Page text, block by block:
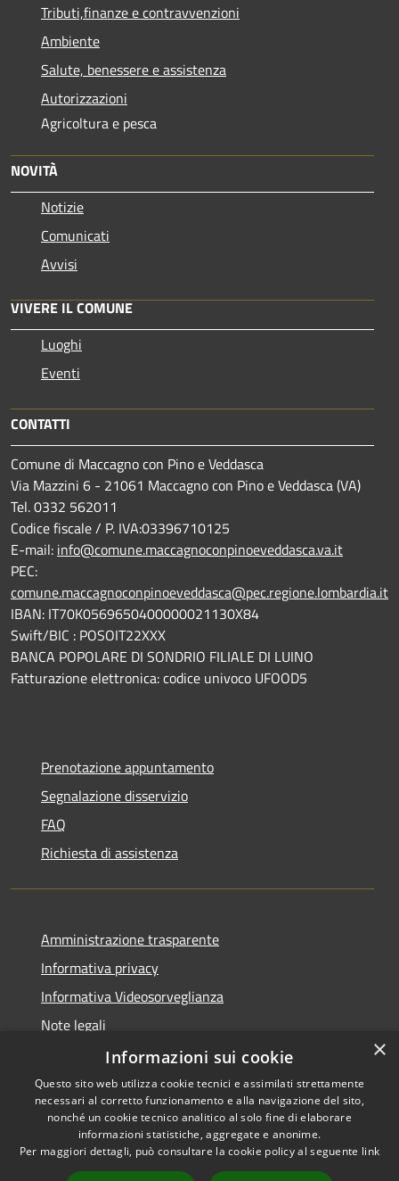
Tributi,finanze e contravvenzioni
Ambiente
Salute, benessere e assistenza
Autorizzazioni
Agricoltura e pesca
NOVITÀ
Notizie
Comunicati
Avvisi
VIVERE IL COMUNE
Luoghi
Eventi
CONTATTI
Comune di Maccagno con Pino e Veddasca
Via Mazzini 6 - 21061 Maccagno con Pino e Veddasca (VA)
Tel. 0332 562011
Codice fiscale / P. IVA:03396710125
E-mail: info@comune.maccagnoconpinoeveddasca.va.it
PEC:
comune.maccagnoconpinoeveddasca@pec.regione.lombardia.it
IBAN: IT70K0569650400000021130X84
Swift/BIC : POSOIT22XXX
BANCA POPOLARE DI SONDRIO FILIALE DI LUINO
Fatturazione elettronica: codice univoco UFOOD5
Prenotazione appuntamento
Segnalazione disservizio
FAQ
Richiesta di assistenza
Amministrazione trasparente
Informativa privacy
Informativa Videosorveglianza
Note legali
Dichiarazione di accessibilità
RSS
Accessibilità
Copyright © 2026 • Comune di
×
Informazioni sui cookie
Questo sito web utilizza cookie tecnici e assimilati strettamente
necessari al corretto funzionamento e alla navigazione del sito,
nonché un cookie tecnico analitico al solo fine di elaborare
informazioni statistiche, aggregate e anonime.
Per maggiori dettagli, può consultare la cookie policy al seguente link